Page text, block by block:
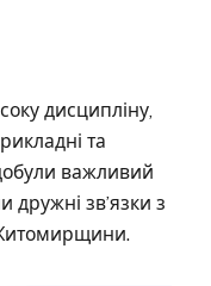
дисципліну,
та
важливий
дружні зв’язки з